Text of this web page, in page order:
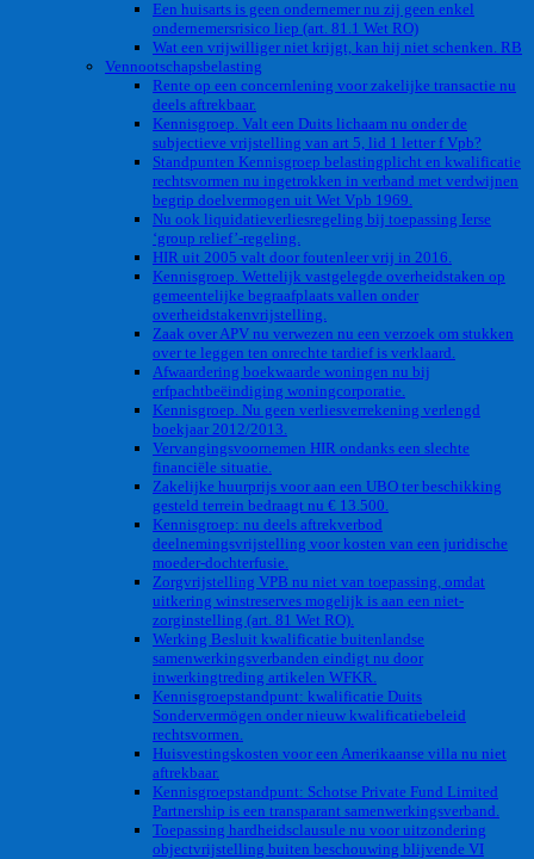
Een huisarts is geen ondernemer nu zij geen enkel
ondernemersrisico liep (art. 81.1 Wet RO)
Wat een vrijwilliger niet krijgt, kan hij niet schenken. RB
Vennootschapsbelasting
Rente op een concernlening voor zakelijke transactie nu
deels aftrekbaar.
Kennisgroep. Valt een Duits lichaam nu onder de
subjectieve vrijstelling van art 5, lid 1 letter f Vpb?
Standpunten Kennisgroep belastingplicht en kwalificatie
rechtsvormen nu ingetrokken in verband met verdwijnen
begrip doelvermogen uit Wet Vpb 1969.
Nu ook liquidatieverliesregeling bij toepassing Ierse
‘group relief’-regeling.
HIR uit 2005 valt door foutenleer vrij in 2016.
Kennisgroep. Wettelijk vastgelegde overheidstaken op
gemeentelijke begraafplaats vallen onder
overheidstakenvrijstelling.
Zaak over APV nu verwezen nu een verzoek om stukken
over te leggen ten onrechte tardief is verklaard.
Afwaardering boekwaarde woningen nu bij
erfpachtbeëindiging woningcorporatie.
Kennisgroep. Nu geen verliesverrekening verlengd
boekjaar 2012/2013.
Vervangingsvoornemen HIR ondanks een slechte
financiële situatie.
Zakelijke huurprijs voor aan een UBO ter beschikking
gesteld terrein bedraagt nu € 13.500.
Kennisgroep: nu deels aftrekverbod
deelnemingsvrijstelling voor kosten van een juridische
moeder-dochterfusie.
Zorgvrijstelling VPB nu niet van toepassing, omdat
uitkering winstreserves mogelijk is aan een niet-
zorginstelling (art. 81 Wet RO).
Werking Besluit kwalificatie buitenlandse
samenwerkingsverbanden eindigt nu door
inwerkingtreding artikelen WFKR.
Kennisgroepstandpunt: kwalificatie Duits
Sondervermögen onder nieuw kwalificatiebeleid
rechtsvormen.
Huisvestingskosten voor een Amerikaanse villa nu niet
aftrekbaar.
Kennisgroepstandpunt: Schotse Private Fund Limited
Partnership is een transparant samenwerkingsverband.
Toepassing hardheidsclausule nu voor uitzondering
objectvrijstelling buiten beschouwing blijvende VI